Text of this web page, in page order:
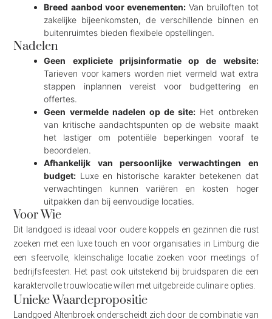
Breed aanbod voor evenementen: Van bruiloften tot
zakelijke bijeenkomsten, de verschillende binnen en
buitenruimtes bieden flexibele opstellingen.
Nadelen
Geen expliciete prijsinformatie op de website:
Tarieven voor kamers worden niet vermeld wat extra
stappen inplannen vereist voor budgettering en
offertes.
Geen vermelde nadelen op de site: Het ontbreken
van kritische aandachtspunten op de website maakt
het lastiger om potentiële beperkingen vooraf te
beoordelen.
Afhankelijk van persoonlijke verwachtingen en
budget: Luxe en historische karakter betekenen dat
verwachtingen kunnen variëren en kosten hoger
uitpakken dan bij eenvoudige locaties.
Voor Wie
Dit landgoed is ideaal voor oudere koppels en gezinnen die rust
zoeken met een luxe touch en voor organisaties in Limburg die
een sfeervolle, kleinschalige locatie zoeken voor meetings of
bedrijfsfeesten. Het past ook uitstekend bij bruidsparen die een
karaktervolle trouwlocatie willen met uitgebreide culinaire opties.
Unieke Waardepropositie
Landgoed Altenbroek onderscheidt zich door de combinatie van